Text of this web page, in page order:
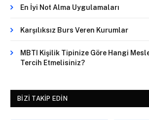
En İyi Not Alma Uygulamaları
Karşılıksız Burs Veren Kurumlar
MBTI Kişilik Tipinize Göre Hangi
Tercih Etmelisiniz?
BIZI TAKIP EDIN